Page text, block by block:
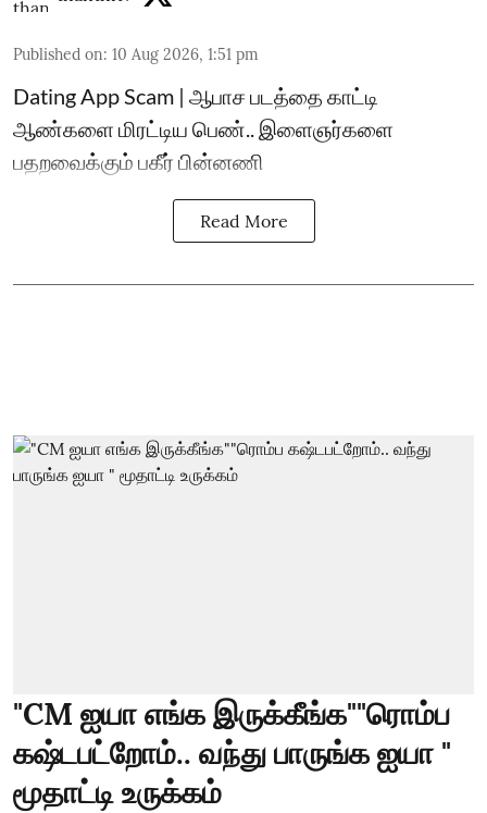
Published on: 10 Aug 2026, 1:51 pm
Dating App Scam | ஆபாச படத்தை காட்டி
ஆண்களை மிரட்டிய பெண்.. இளைஞர்களை
பதறவைக்கும் பகீர் பின்னணி
Read More
"CM ஐயா எங்க இருக்கீங்க""ரொம்ப
கஷ்டபட்றோம்.. வந்து பாருங்க ஐயா "
மூதாட்டி உருக்கம்